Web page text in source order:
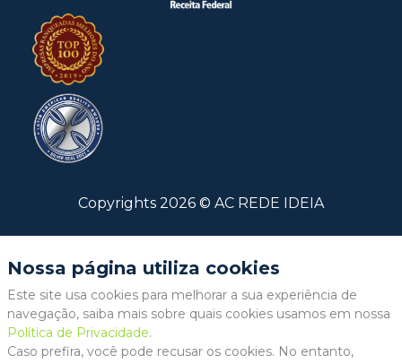
Copyrights 2026 © AC REDE IDEIA
Nossa página utiliza cookies
Este site usa cookies para melhorar a sua experiência de
navegação, saiba mais sobre quais cookies usamos em nossa
Política de Privacidade.
Caso prefira, você pode recusar os cookies. No entanto,